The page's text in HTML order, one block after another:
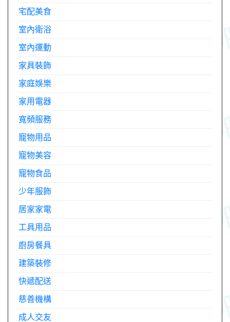
宅配美食
室內衛浴
室內運動
家具裝飾
家庭娛樂
家用電器
寬頻服務
寵物用品
寵物美容
寵物食品
少年服飾
居家家電
工具用品
廚房餐具
建築裝修
快遞配送
慈善機構
成人交友